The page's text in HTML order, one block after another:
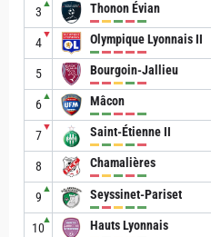
3
▲ Thonon Évian
4
▼ Olympique Lyonnais II
5 Bourgoin-Jallieu
6
▲ Mâcon
7
▼ Saint-Étienne II
8 Chamalières
9
▲ Seyssinet-Pariset
10
▲ Hauts Lyonnais